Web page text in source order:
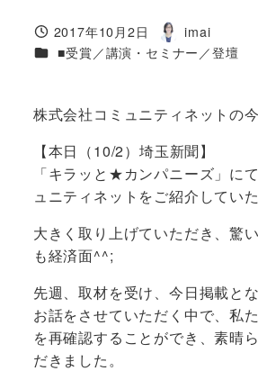
投稿日2017年10月2日
著
者
imai
カテゴリー
■受賞／講演・セミナー／登壇
株式会社コミュニティネットの今
【本日（10/2）埼玉新聞】
「キラッと★カンパニーズ」に
ュニティネットをご紹介してい
大きく取り上げていただき、驚
も経済面^^;
先週、取材を受け、今日掲載とな
お話をさせていただく中で、私
を再確認することができ、素晴
だきました。